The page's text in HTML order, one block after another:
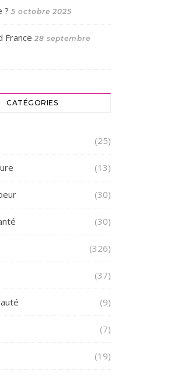
? 5 octobre 2025
France 28 septembre
CATÉGORIES
(25)
(13)
(30)
(30)
(326)
(37)
(9)
(7)
(19)